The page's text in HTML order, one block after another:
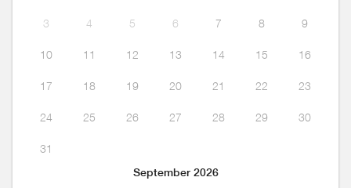
3 4 5 6 7 8 9
10 11 12 13 14 15 16
17 18 19 20 21 22 23
24 25 26 27 28 29 30
31
September 2026